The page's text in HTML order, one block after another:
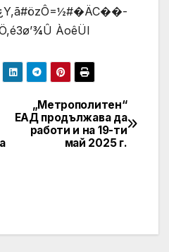
ÀoêÜI
„Метрополитен“
ЕАД продължава да
работи и на 19-ти
май 2025 г.